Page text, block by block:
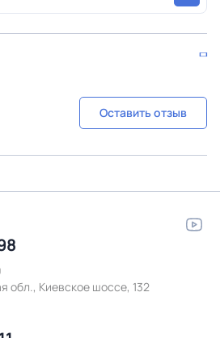
Оставить отзыв
обл., Киевское шоссе, 132